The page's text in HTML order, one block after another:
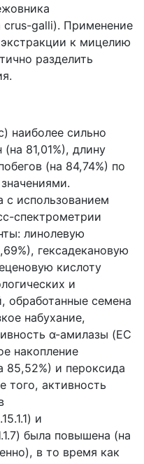
crus-galli). Применение
к мицелию
разделить
) наиболее сильно
81,01%), длину
(на 84,74%) по
с использованием
спектрометрии
линолевую
гексадекановую
кислоту
и
обработанные семена
набухание,
α-амилазы (EC
накопление
85,52%) и пероксида
того, активность
и
была повышена (на
в то время как